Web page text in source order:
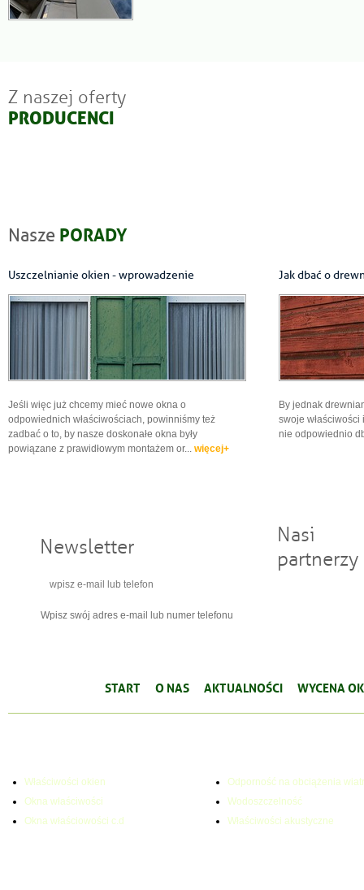
Z naszej oferty
PRODUCENCI
Nasze PORADY
Uszczelnianie okien - wprowadzenie
Jeśli więc już chcemy mieć nowe okna o
odpowiednich właściwościach, powinniśmy też
zadbać o to, by nasze doskonałe okna były
powiązane z prawidłowym montażem or... więcej+
Jak dbać o
By jednak
swoje właściwości
nie odpowiednio
Newsletter
Wpisz swój adres e-mail lub numer telefonu
Nasi
partnerzy
START O NAS AKTUALNOŚCI WYCENA
Właściwości okien
Okna właściwości
Okna właściowości c.d
Odporność na obciążenia
Wodoszczelność
Właściwości akustyczne